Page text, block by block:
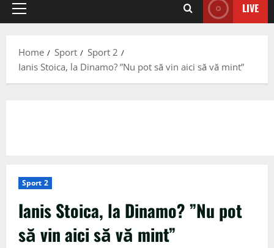
Primary
LIVE
Home Sport
Sport 2
Ianis Stoica, la Dinamo? ”Nu pot să vin aici să vă mint”
Sport 2
Ianis Stoica, la Dinamo? ”Nu pot
să vin aici să vă mint”